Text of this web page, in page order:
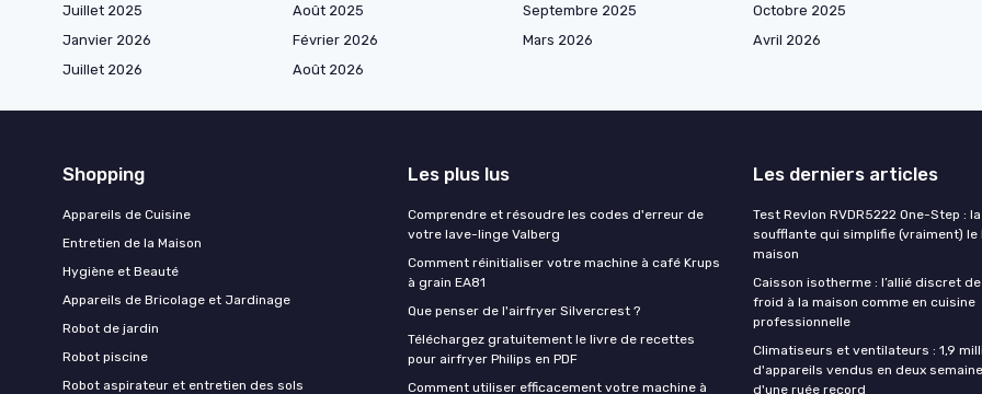
Juillet 2025
Août 2025 Septembre 2025 Octobre 2025
Janvier 2026
Février 2026 Mars 2026 Avril 2026
Juillet 2026
Août 2026
Shopping
Appareils de Cuisine
Entretien de la Maison
Hygiène et Beauté
Appareils de Bricolage et Jardinage
Robot de jardin
Robot piscine
Robot aspirateur et entretien des sols
Les plus lus
Comprendre et résoudre les codes d'erreur de
votre lave-linge Valberg
Comment réinitialiser votre machine à café Krups
à grain EA81
Que penser de l'airfryer Silvercrest ?
Téléchargez gratuitement le livre de recettes
pour airfryer Philips en PDF
Comment utiliser efficacement votre machine à
Les derniers articles
Test Revlon RVDR5222 One-Step :
soufflante qui simplifie (vraiment) le
maison
Caisson isotherme : l’allié discret
froid à la maison comme en cuisine
professionnelle
Climatiseurs et ventilateurs : 1,9
d'appareils vendus en deux
d'une ruée record